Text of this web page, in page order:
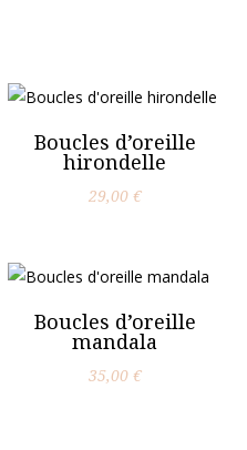
Boucles d’oreille
hirondelle
29,00 €
Boucles d’oreille
mandala
35,00 €